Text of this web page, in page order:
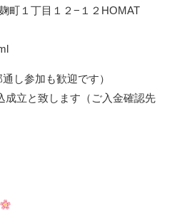
町１丁目１２−１２HOMAT
し参加も歓迎です）
立と致します（ご入金確認先